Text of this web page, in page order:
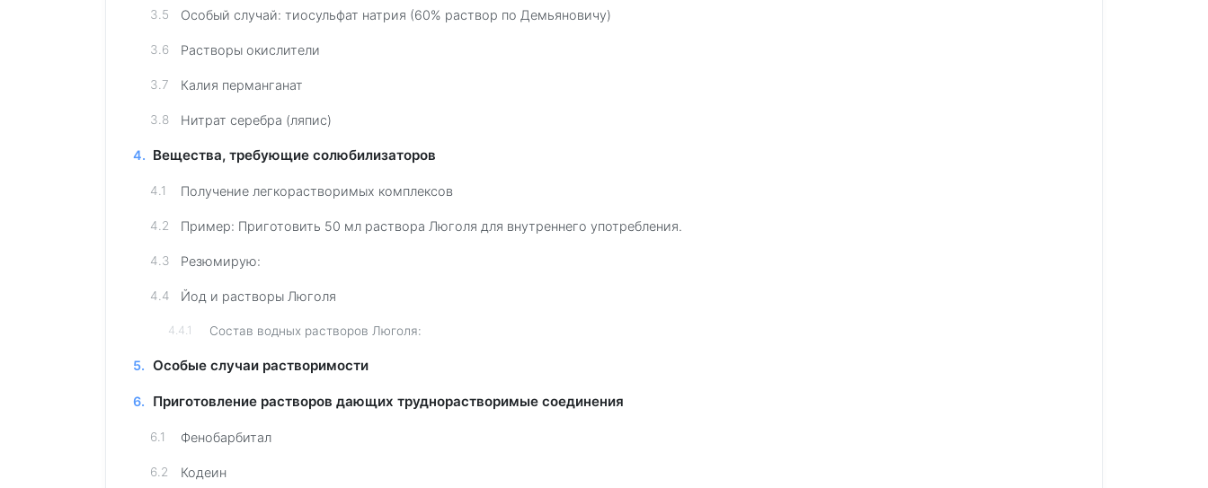
Особый случай: тиосульфат натрия (60% раствор по Демьяновичу)
Растворы окислители
Калия перманганат
Нитрат серебра (ляпис)
Вещества, требующие солюбилизаторов
Получение легкорастворимых комплексов
Пример: Приготовить 50 мл раствора Люголя для внутреннего употребления.
Резюмирую:
Йод и растворы Люголя
Состав водных растворов Люголя:
Особые случаи растворимости
Приготовление растворов дающих труднорастворимые соединения
Фенобарбитал
Кодеин